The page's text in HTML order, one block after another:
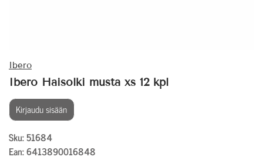
Ibero
Ibero Haisolki musta xs 12 kpl
Kirjaudu sisään
Sku: 51684
Ean: 6413890016848